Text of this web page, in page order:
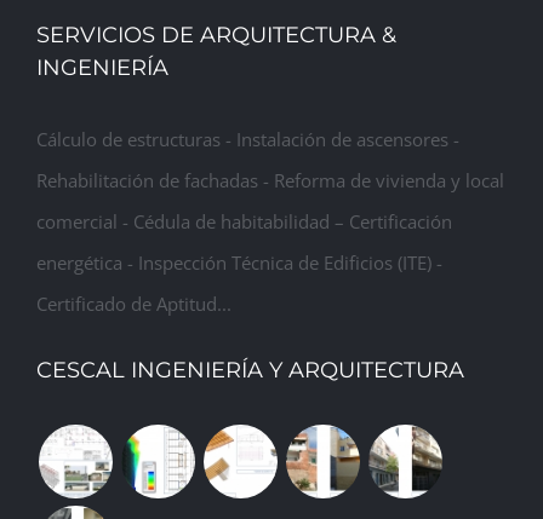
SERVICIOS DE ARQUITECTURA &
INGENIERÍA
Cálculo de estructuras - Instalación de ascensores -
Rehabilitación de fachadas - Reforma de vivienda y local
comercial - Cédula de habitabilidad – Certificación
energética - Inspección Técnica de Edificios (ITE) -
Certificado de Aptitud...
CESCAL INGENIERÍA Y ARQUITECTURA